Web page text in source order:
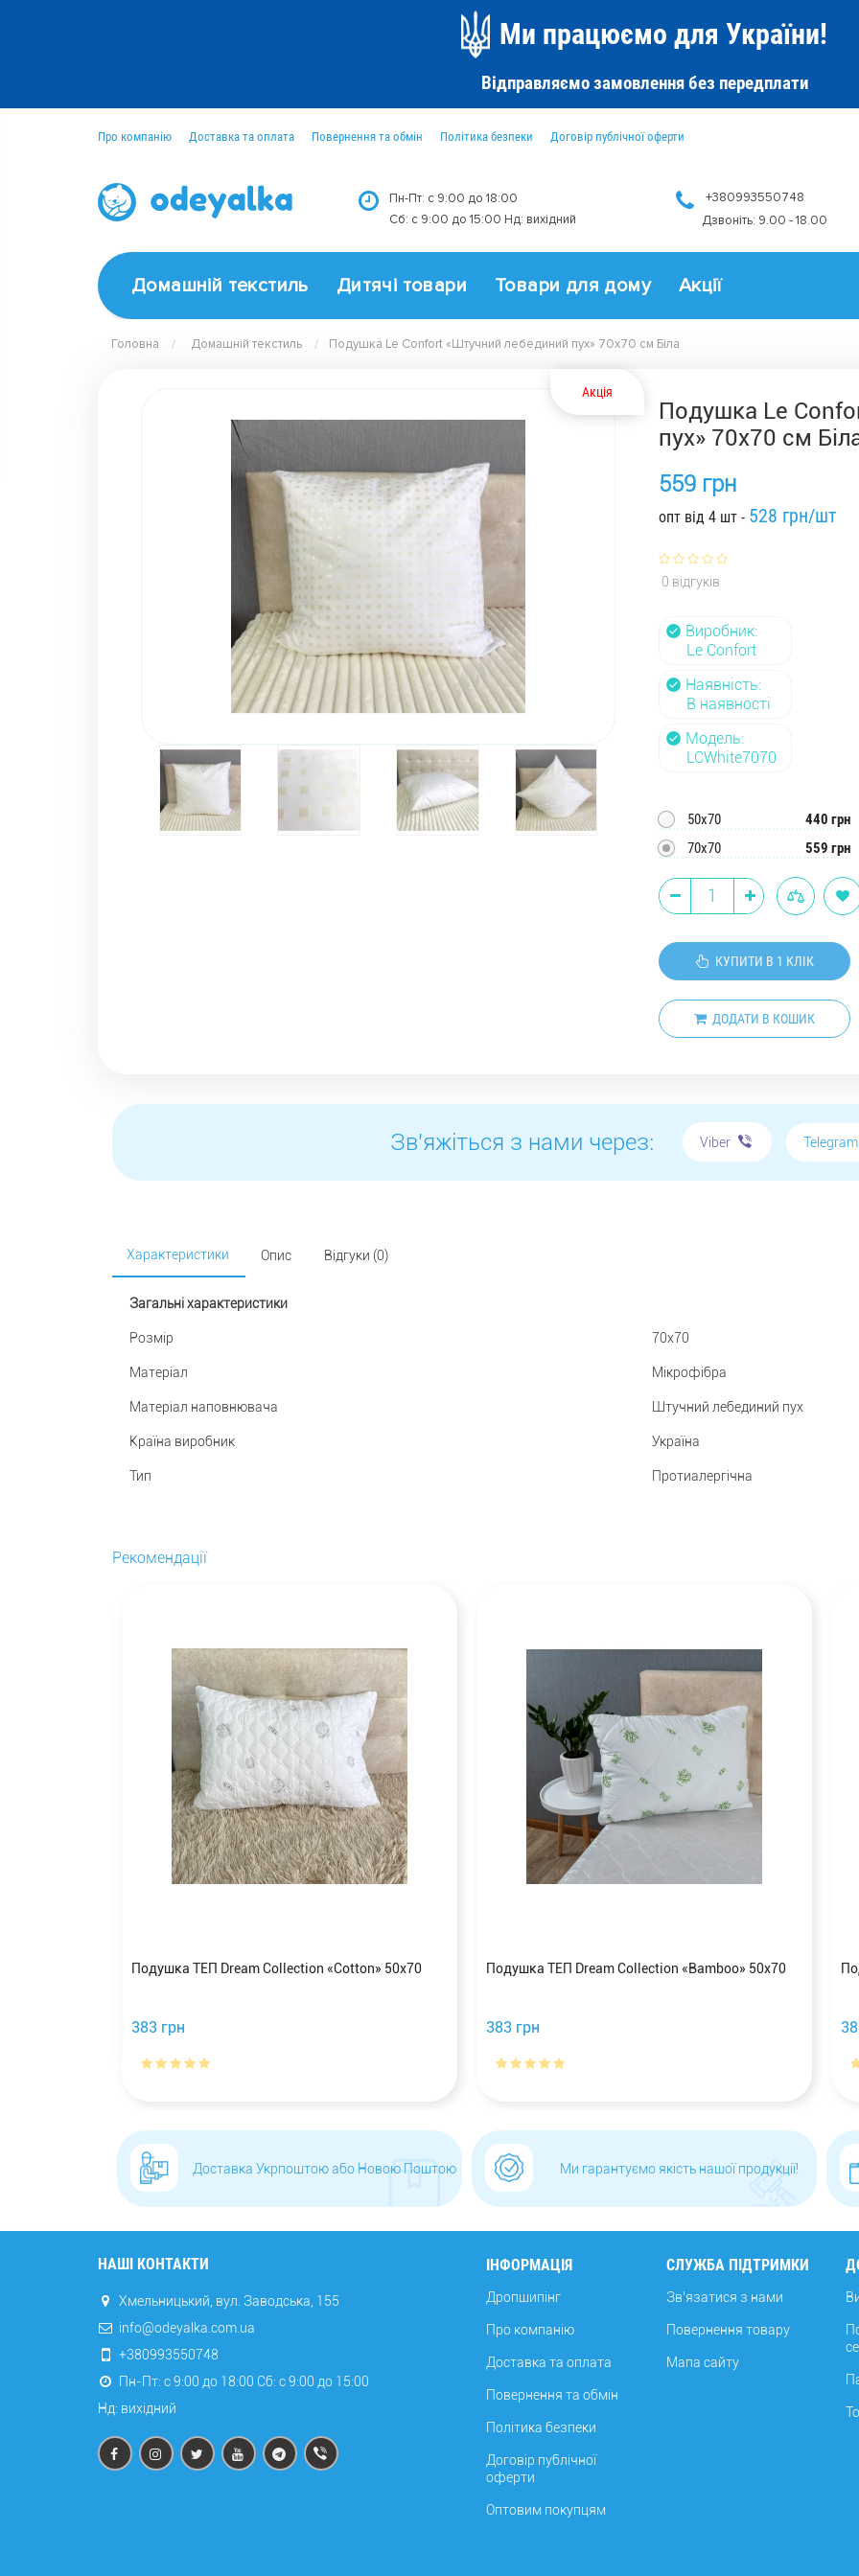
Ми працюємо для України!
Відправляємо замовлення без передплати
Про компанію Доставка та оплата Повернення та обмін Політика безпеки Договір публічної оферти
Пн-Пт: с 9:00 до 18:00
Сб: c 9:00 до 15:00 Нд: вихідний
+380993550748
Дзвоніть: 9.00 - 18.00
Домашній текстиль Дитячі товари Товари для дому Акції
Головна Домашній текстиль Подушка Le Confort «Штучний лебединий пух» 70х70 см Біла
Акція
Подушка Le
пух» 70х70 см
559 грн
опт від 4 шт - 528 грн/шт
0 відгуків
Виробник:
Le Confort
Наявність:
В наявності
Модель:
LCWhite7070
50х70
440 грн
70х70
559 грн
КУПИТИ В 1 КЛІК
ДОДАТИ В КОШИК
Зв'яжіться з нами через: Viber
Характеристики Опис Відгуки (0)
Загальні характеристики
Розмір 70х70
Матеріал Мікрофібра
Матеріал наповнювача Штучний лебединий пух
Країна виробник Україна
Тип Протиалергічна
Рекомендації
Подушка ТЕП Dream Collection «Cotton» 50x70
383 грн
Подушка ТЕП Dream Collection «Bamboo» 50x70
383 грн
Доставка Укрпоштою або Новою Поштою Ми гарантуємо якість нашої продукції!
НАШІ КОНТАКТИ
Хмельницький, вул. Заводська, 155
info@odeyalka.com.ua
+380993550748
Пн-Пт: с 9:00 до 18:00 Сб: c 9:00 до 15:00
Нд: вихідний
ІНФОРМАЦІЯ
Дропшипінг
Про компанію
Доставка та оплата
Повернення та обмін
Політика безпеки
Договір публічної
оферти
Оптовим покупцям
СЛУЖБА ПІДТРИМКИ
Зв’язатися з нами
Повернення товару
Мапа сайту